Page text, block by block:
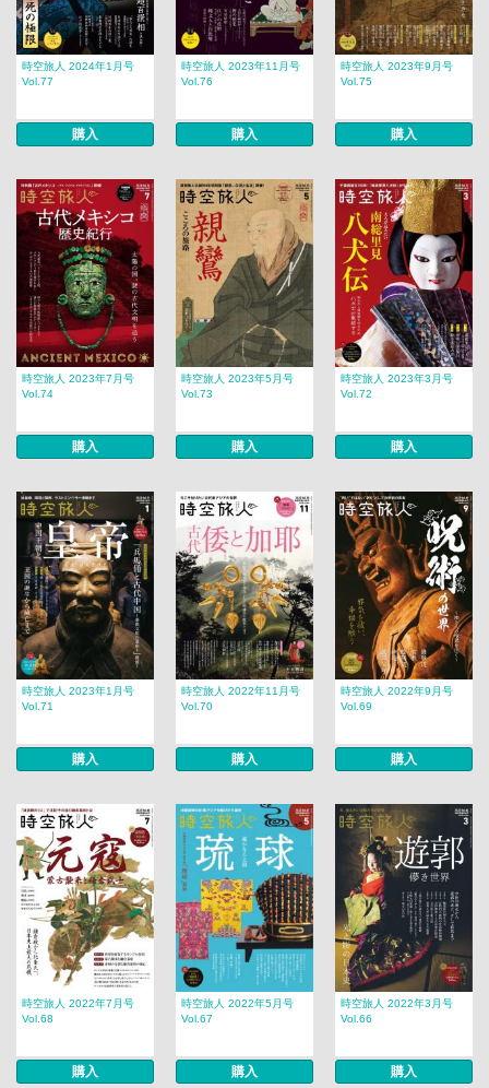
時空旅人 2024年1月号
Vol.77
購入
時空旅人 2023年11月号
Vol.76
購入
時空旅人 2023年9月号
Vol.75
購入
時空旅人 2023年7月号
Vol.74
購入
時空旅人 2023年5月号
Vol.73
購入
時空旅人 2023年3月号
Vol.72
購入
時空旅人 2023年1月号
Vol.71
購入
時空旅人 2022年11月号
Vol.70
購入
時空旅人 2022年9月号
Vol.69
購入
時空旅人 2022年7月号
Vol.68
購入
時空旅人 2022年5月号
Vol.67
購入
時空旅人 2022年3月号
Vol.66
購入